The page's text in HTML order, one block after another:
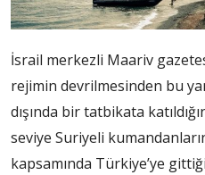
İsrail merkezli Maariv
rejimin devrilmesinden bu
dışında bir tatbikata
seviye Suriyeli
kapsamında Türkiye’ye